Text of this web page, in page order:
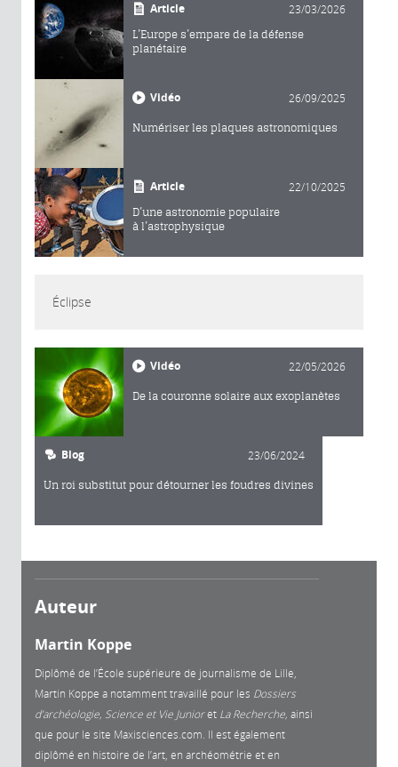
Article 23/03/2026
L’Europe s’empare de la défense
planétaire
Vidéo 26/09/2025
Numériser les plaques astronomiques
Article 22/10/2025
D’une astronomie populaire
à l’astrophysique
Éclipse
Vidéo 22/05/2026
De la couronne solaire aux exoplanètes
Blog 23/06/2024
Un roi substitut pour détourner les foudres divines
Auteur
Martin Koppe
Diplômé de l’École supérieure de journalisme de Lille,
Martin Koppe a notamment travaillé pour les Dossiers
d’archéologie, Science et Vie Junioret La Recherche, ainsi
que pour le site Maxisciences.com. Il est également
diplômé en histoire de l’art, en archéométrie et en